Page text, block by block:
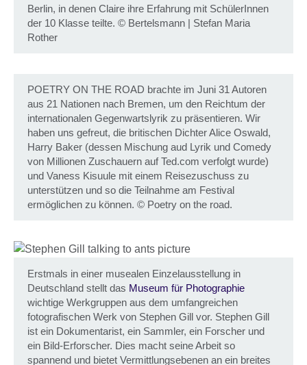
Berlin, in denen Claire ihre Erfahrung mit SchülerInnen
der 10 Klasse teilte. © Bertelsmann | Stefan Maria
Rother
POETRY ON THE ROAD brachte im Juni 31 Autoren
aus 21 Nationen nach Bremen, um den Reichtum der
internationalen Gegenwartslyrik zu präsentieren. Wir
haben uns gefreut, die britischen Dichter Alice Oswald,
Harry Baker (dessen Mischung aud Lyrik und Comedy
von Millionen Zuschauern auf Ted.com verfolgt wurde)
und Vaness Kisuule mit einem Reisezuschuss zu
unterstützen und so die Teilnahme am Festival
ermöglichen zu können. © Poetry on the road.
Erstmals in einer musealen Einzelausstellung in
Deutschland stellt das Museum für Photographie
wichtige Werkgruppen aus dem umfangreichen
fotografischen Werk von Stephen Gill vor. Stephen Gill
ist ein Dokumentarist, ein Sammler, ein Forscher und
ein Bild-Erforscher. Dies macht seine Arbeit so
spannend und bietet Vermittlungsebenen an ein breites